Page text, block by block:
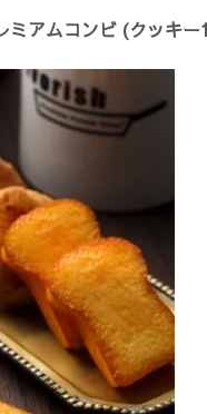
ミアムコンビ (クッキ